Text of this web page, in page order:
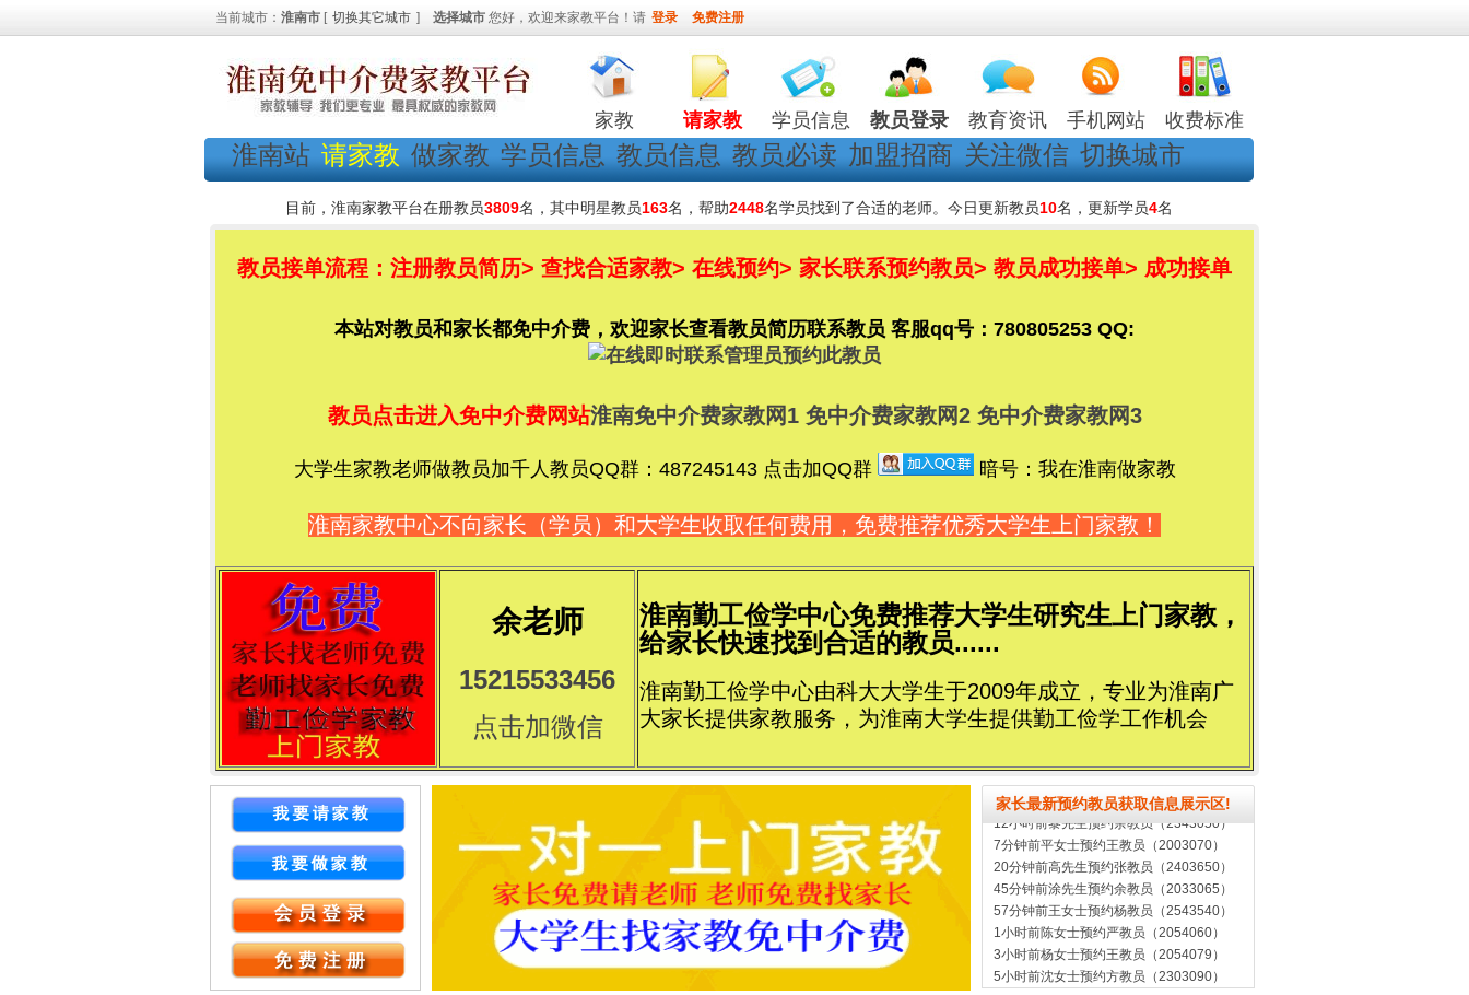
当前城市： 淮南市 [ 切换其它城市 ] 选择城市 您好，欢迎来家教平台！请 登录 免费注册
家教 请家教 学员信息 教员登录 教育资讯 手机网站 收费标准
淮南站 请家教 做家教 学员信息 教员信息 教员必读 加盟招商 关注微信 切换城市
目前，淮南家教平台在册教员3809名，其中明星教员163名，帮助2448名学员找到了合适的老师。今日更新教员10名，更新学员4名
教员接单流程：注册教员简历> 查找合适家教> 在线预约> 家长联系预约教员> 教员成功接单> 成功接单
本站对教员和家长都免中介费，欢迎家长查看教员简历联系教员 客服qq号：780805253 QQ:
教员点击进入免中介费网站淮南免中介费家教网1 免中介费家教网2 免中介费家教网3
大学生家教老师做教员加千人教员QQ群：487245143 点击加QQ群 暗号：我在淮南做家教
淮南家教中心不向家长（学员）和大学生收取任何费用，免费推荐优秀大学生上门家教！
余老师
15215533456
点击加微信
淮南勤工俭学中心免费推荐大学生研究生上门家教，
给家长快速找到合适的教员......
淮南勤工俭学中心由科大大学生于2009年成立，专业为淮南广
大家长提供家教服务，为淮南大学生提供勤工俭学工作机会
家长最新预约教员获取信息展示区!
7分钟前平女士预约王教员（2003070）
20分钟前高先生预约张教员（2403650）
45分钟前涂先生预约余教员（2033065）
57分钟前王女士预约杨教员（2543540）
1小时前陈女士预约严教员（2054060）
3小时前杨女士预约王教员（2054079）
5小时前沈女士预约方教员（2303090）
5小时前严先生预约李教员（2432320）